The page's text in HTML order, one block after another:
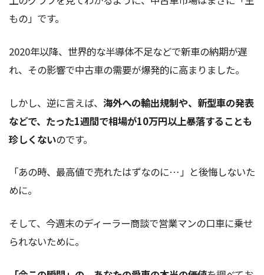
もの」です。
2020年以降、世界的な半導体不足などで新車の納期が遅
れ、その影響で中古車の需要が爆発的に高まりました。
しかし、逆に言えば、 海外への輸出規制や、新型車の発表
などで、たった1週間で相場が10万円以上暴落することも
珍しくないのです。
「あの時、最高値で売れたはずなのに…」と後悔しないた
めに。
そして、今週末のディーラー商談で営業マンの口車に乗せ
られないために。